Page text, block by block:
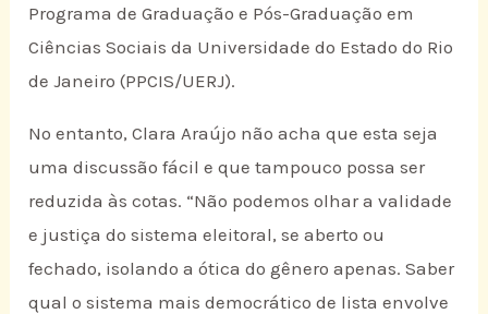
Programa de Graduação e Pós-Graduação em
Ciências Sociais da Universidade do Estado do Rio
de Janeiro (PPCIS/UERJ).
No entanto, Clara Araújo não acha que esta seja
uma discussão fácil e que tampouco possa ser
reduzida às cotas. “Não podemos olhar a validade
e justiça do sistema eleitoral, se aberto ou
fechado, isolando a ótica do gênero apenas. Saber
qual o sistema mais democrático de lista envolve